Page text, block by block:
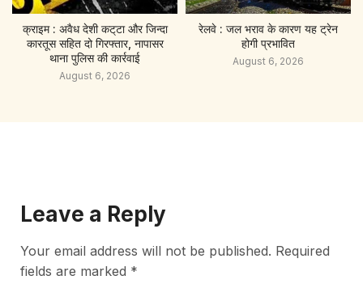
क्राइम : अवैध देशी कट्‌टा और जिन्दा
कारतूस सहित दो गिरफ्तार, नापासर
थाना पुलिस की कार्रवाई
August 6, 2026
रेलवे : जल भराव के कारण यह ट्रेन
होगी प्रभावित
August 6, 2026
Leave a Reply
Your email address will not be published. Required
fields are marked *